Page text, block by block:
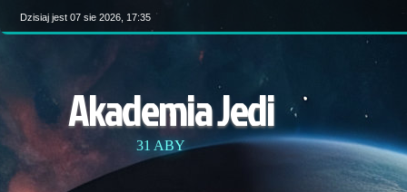
Dzisiaj jest 07 sie 2026, 17:35
Akademia Jedi
31 ABY